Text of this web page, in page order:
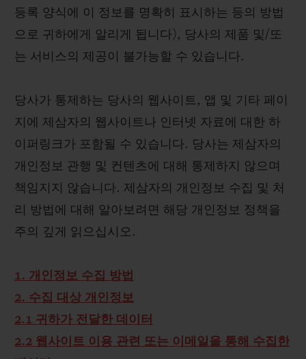
등록 양식에 이 정보를 명확히 표시하는 등의 방법
으로 귀하에게 알리게 됩니다), 당사의 제품 및/또
는 서비스의 제공이 불가능할 수 있습니다.
당사가 통제하는 당사의 웹사이트, 앱 및 기타 페이
지에 제삼자의 웹사이트나 인터넷 자료에 대한 하
이퍼링크가 포함될 수 있습니다. 당사는 제삼자의
개인정보 관행 및 컨텐츠에 대해 통제하지 않으며
책임지지 않습니다. 제삼자의 개인정보 수집 및 처
리 방법에 대해 알아보려면 해당 개인정보 정책을
주의 깊게 읽으십시오.
1. 개인정보 수집 방법
2. 수집 대상 개인정보
2.1 귀하가 전달한 데이터
2.2 웹사이트 이용 관련 또는 이메일을 통해 수집한